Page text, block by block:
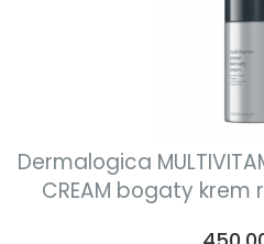
Dermalogica
CREAM bogaty